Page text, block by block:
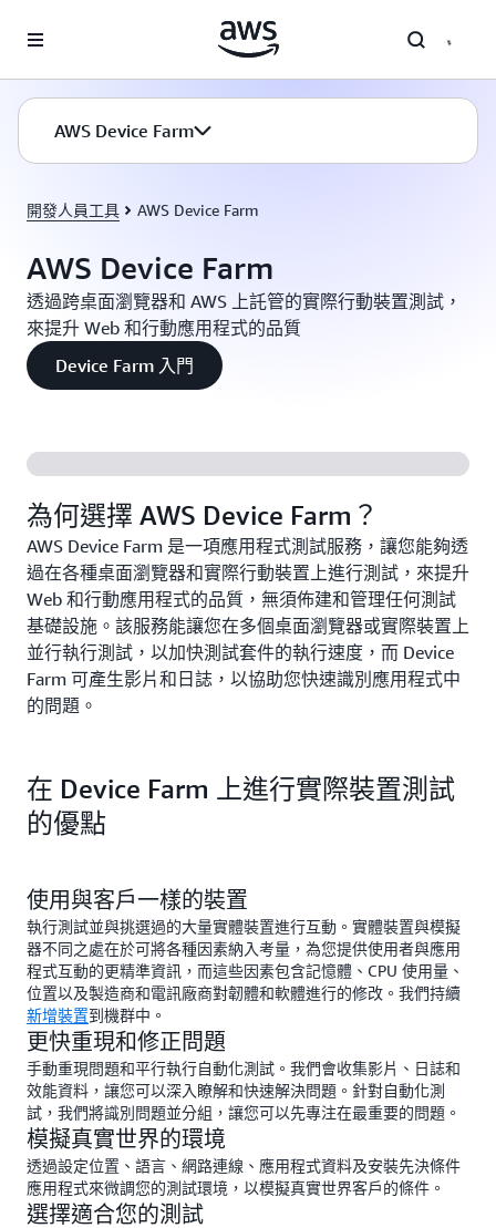
AWS Device Farm
開發人員工具 AWS Device Farm
AWS Device Farm
透過跨桌面瀏覽器和 AWS 上託管的實際行動裝置測試，
來提升 Web 和行動應用程式的品質
Device Farm 入門
為何選擇 AWS Device Farm？
AWS Device Farm 是一項應用程式測試服務，讓您能夠透
過在各種桌面瀏覽器和實際行動裝置上進行測試，來提升
Web 和行動應用程式的品質，無須佈建和管理任何測試
基礎設施。該服務能讓您在多個桌面瀏覽器或實際裝置上
並行執行測試，以加快測試套件的執行速度，而 Device
Farm 可產生影片和日誌，以協助您快速識別應用程式中
的問題。
在 Device Farm 上進行實際裝置測試
的優點
使用與客戶一樣的裝置
執行測試並與挑選過的大量實體裝置進行互動。實體裝置與模擬
器不同之處在於可將各種因素納入考量，為您提供使用者與應用
程式互動的更精準資訊，而這些因素包含記憶體、CPU 使用量、
位置以及製造商和電訊廠商對韌體和軟體進行的修改。我們持續
新增裝置到機群中。
更快重現和修正問題
手動重現問題和平行執行自動化測試。我們會收集影片、日誌和
效能資料，讓您可以深入瞭解和快速解決問題。針對自動化測
試，我們將識別問題並分組，讓您可以先專注在最重要的問題。
模擬真實世界的環境
透過設定位置、語言、網路連線、應用程式資料及安裝先決條件
應用程式來微調您的測試環境，以模擬真實世界客戶的條件。
選擇適合您的測試